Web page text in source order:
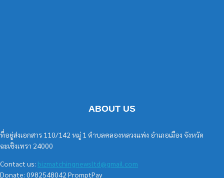
ABOUT US
ที่อยู่ส่งเอกสาร 110/142 หมู่ 1 ตำบลคลองหลวงแพ่ง อำเภอเมือง จังหวัด
ฉะเชิงเทรา 24000
Contact us: bizmatchingnewsltd@gmail.com
Donate: 0982548042 PromptPay